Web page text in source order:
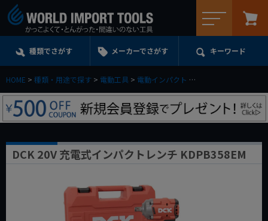
種類でさがす メーカーでさがす キーワード
HOME 種類・用途で探す 電動工具 電動インパクト
DCK 20V 充電式インパクトレンチ KDPB358EM